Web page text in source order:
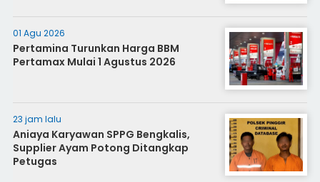
01 Agu 2026
Pertamina Turunkan Harga BBM
Pertamax Mulai 1 Agustus 2026
23 jam lalu
Aniaya Karyawan SPPG Bengkalis,
Supplier Ayam Potong Ditangkap
Petugas